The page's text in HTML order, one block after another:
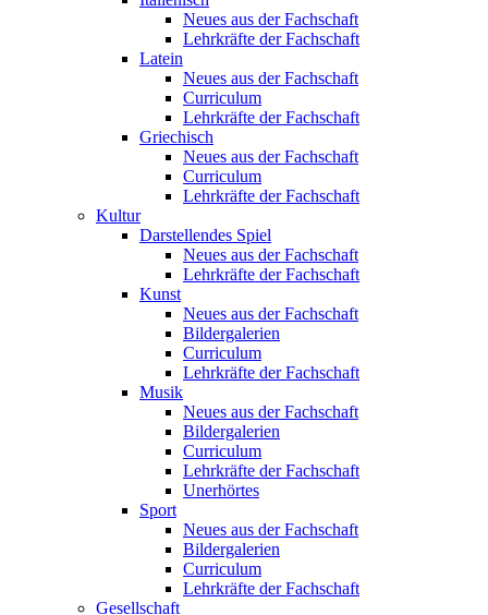
Neues aus der Fachschaft
Lehrkräfte der Fachschaft
Latein
Neues aus der Fachschaft
Curriculum
Lehrkräfte der Fachschaft
Griechisch
Neues aus der Fachschaft
Curriculum
Lehrkräfte der Fachschaft
Kultur
Darstellendes Spiel
Neues aus der Fachschaft
Lehrkräfte der Fachschaft
Kunst
Neues aus der Fachschaft
Bildergalerien
Curriculum
Lehrkräfte der Fachschaft
Musik
Neues aus der Fachschaft
Bildergalerien
Curriculum
Lehrkräfte der Fachschaft
Unerhörtes
Sport
Neues aus der Fachschaft
Bildergalerien
Curriculum
Lehrkräfte der Fachschaft
Gesellschaft